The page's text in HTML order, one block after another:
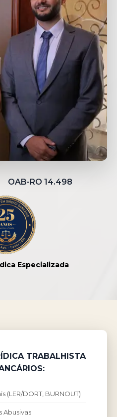
OAB-RO 14.498
Especializada
TRABALHISTA
(LER/DORT, BURNOUT)
Abusivas